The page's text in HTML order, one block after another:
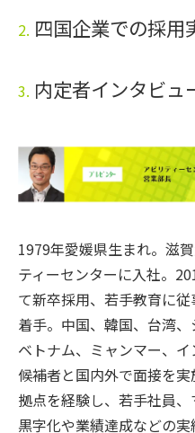
2. 四国企業での採用
3. 内定者インタビュ
1979年愛媛県生まれ。滋
ティーセンターに入社。
て新卒採用、若手教育に
着手。中国、韓国、台湾、
ベトナム、ミャンマー、
候補者と国内外で面接を
拠点を経験し、若手社員、
黒字化や業績達成などの